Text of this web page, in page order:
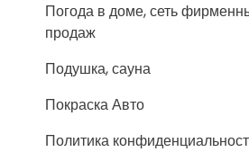
Погода в доме, сеть
продаж
Подушка, сауна
Покраска Авто
Политика